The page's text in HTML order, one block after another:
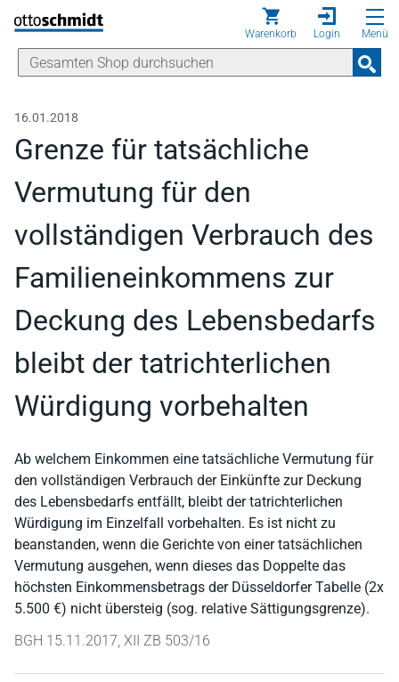
Direkt zum Inhalt
Warenkorb Login Menü
16.01.2018
Grenze für tatsächliche
Vermutung für den
vollständigen Verbrauch des
Familieneinkommens zur
Deckung des Lebensbedarfs
bleibt der tatrichterlichen
Würdigung vorbehalten
Ab welchem Einkommen eine tatsächliche Vermutung für
den vollständigen Verbrauch der Einkünfte zur Deckung
des Lebensbedarfs entfällt, bleibt der tatrichterlichen
Würdigung im Einzelfall vorbehalten. Es ist nicht zu
beanstanden, wenn die Gerichte von einer tatsächlichen
Vermutung ausgehen, wenn dieses das Doppelte das
höchsten Einkommensbetrags der Düsseldorfer Tabelle (2x
5.500 €) nicht übersteig (sog. relative Sättigungsgrenze).
BGH 15.11.2017, XII ZB 503/16